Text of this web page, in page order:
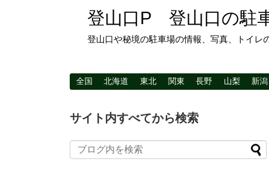
登山口P 登山口の駐
登山口や秘境の駐車場の情報、写真、トイレ
全国 北海道 東北 関東 長野 山梨 新潟
サイト内すべてから検索